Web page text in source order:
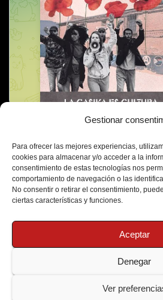
Gestionar
Para ofrecer las mejores experiencias,
cookies para almacenar y/o acceder a la
consentimiento de estas tecnologías nos
comportamiento de navegación o las
No consentir o retirar el consentimiento,
ciertas características y funciones.
Aceptar
Denegar
Ver